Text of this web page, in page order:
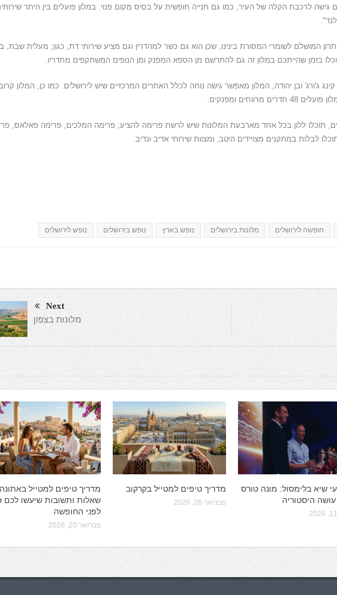
גישה לרכבת הקלה של העיר, כמו גם חנייה חופשית על בסיס מקום פנוי.במלון פועלים בין היתר
".
המושלם לשומרי המסורת בינינו,שכן הוא גם כשר למהדרין וגם מציע שירותי דת, כגון; מעלית שבת,
בזמן שהייתכם במלון זה גם להתרשם מן הספא המפנק ומן הנופים המשתקפים מחדריו.
ג'ורג'ובן יהודה,המלון מאפשר גישה נוחה לכלל האתרים המרכזיים שיש לירושלים. כמו כן,המלון
פועלים48 חדרים מרווחים ומפנקים.
, תוכלו ללון בכל אחד מארבעת המלונות שיש לרשת פרימה להציע;פרימה המלכים,פרימה פאלאס,
לבלות במתקנים מצויידים היטב,ומצוות שירותי אדיב ונדיב.
חופשה לירושלים מלונות בירושלים נופש בארץ נופש בירושלים נופש לירושלים
Next
מלונות בצפון
שיא בלימסול: מונה טורס
היסטוריה
מדריך טיפים למטייל בקרקוב
פברואר 26, 2026
מדריך טיפים למטייל
שאלות ותשובות שיעשו לכם
לפני החופשה
פברואר 20, 2026